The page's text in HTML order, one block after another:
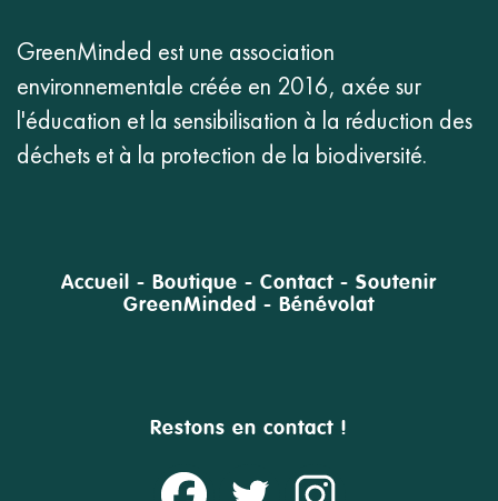
GreenMinded est une association
environnementale créée en 2016, axée sur
l'éducation et la sensibilisation à la réduction des
déchets et à la protection de la biodiversité.
Accueil - Boutique - Contact - Soutenir
GreenMinded - Bénévolat
Restons en contact !